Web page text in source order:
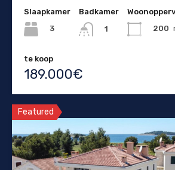
Slaapkamer
3
Badkamer
1
200
te koop
189.000€
Featured